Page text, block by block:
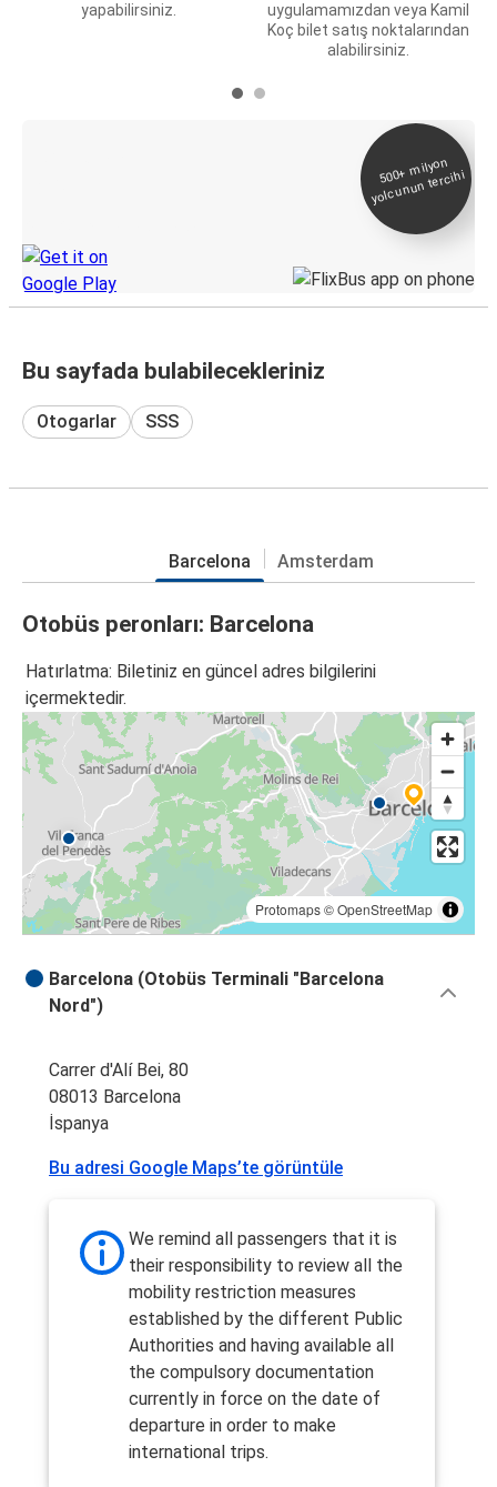
yapabilirsiniz.
uygulamamızdan veya Kamil
Koç bilet satış noktalarından
alabilirsiniz.
500+
milyon
yolcunun tercihi
Bu sayfada bulabilecekleriniz
Otogarlar SSS
Barcelona Amsterdam
Otobüs peronları: Barcelona
Hatırlatma: Biletiniz en güncel adres bilgilerini
içermektedir.
Protomaps©OpenStreetMap
Barcelona (Otobüs Terminali "Barcelona
Nord")
Carrer d'Alí Bei, 80
08013 Barcelona
İspanya
Bu adresi Google Maps’te görüntüle
We remind all passengers that it is
their responsibility to review all the
mobility restriction measures
established by the different Public
Authorities and having available all
the compulsory documentation
currently in force on the date of
departure in order to make
international trips.